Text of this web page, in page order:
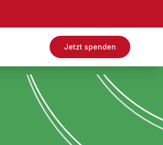
Jetzt spenden